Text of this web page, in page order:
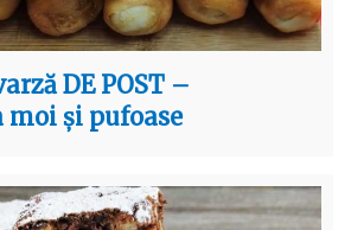
DE POST –
și pufoase